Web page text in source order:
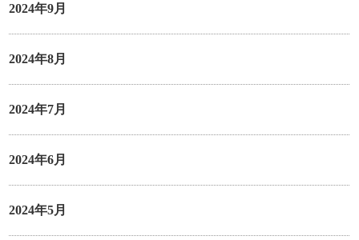
2024年9月
2024年8月
2024年7月
2024年6月
2024年5月